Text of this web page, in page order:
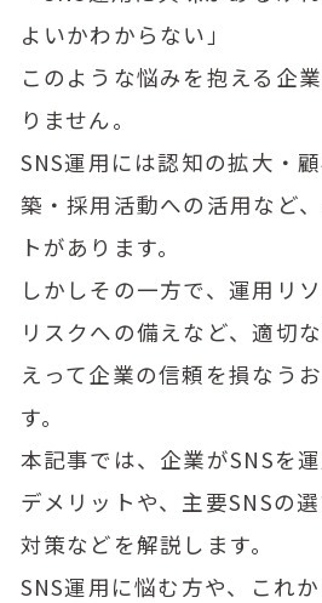
よいかわからない」
このような悩みを抱える企
りません。
SNS運用には認知の拡大・
築・採用活動への活用など
トがあります。
しかしその一方で、運用リ
リスクへの備えなど、適切
えって企業の信頼を損なう
す。
本記事では、企業がSNSを
デメリットや、主要SNSの
対策などを解説します。
SNS運用に悩む方や、これ